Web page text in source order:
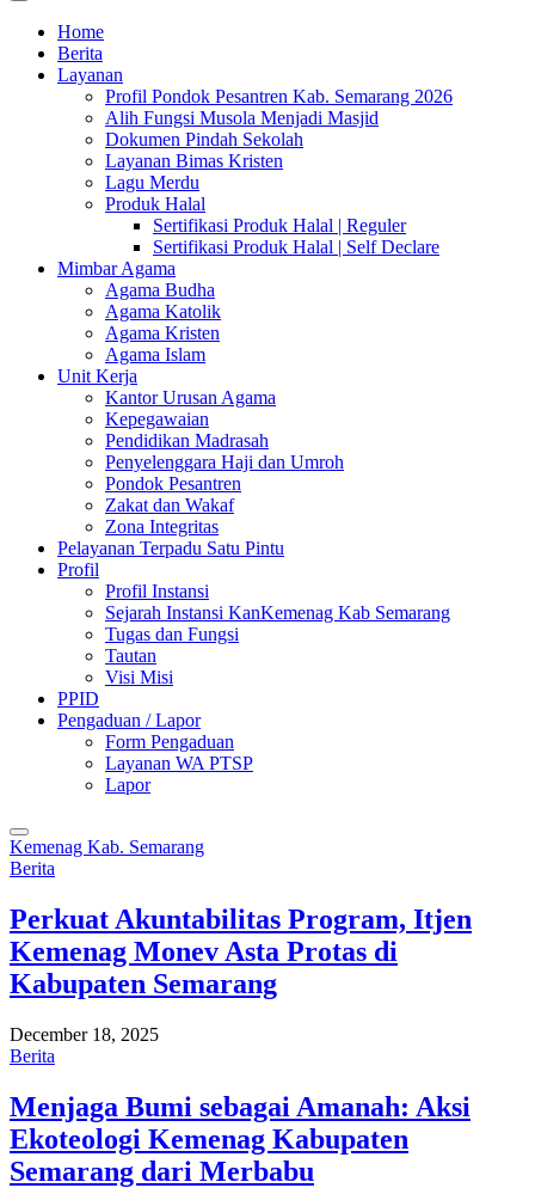
Home
Berita
Layanan
Profil Pondok Pesantren Kab. Semarang 2026
Alih Fungsi Musola Menjadi Masjid
Dokumen Pindah Sekolah
Layanan Bimas Kristen
Lagu Merdu
Produk Halal
Sertifikasi Produk Halal | Reguler
Sertifikasi Produk Halal | Self Declare
Mimbar Agama
Agama Budha
Agama Katolik
Agama Kristen
Agama Islam
Unit Kerja
Kantor Urusan Agama
Kepegawaian
Pendidikan Madrasah
Penyelenggara Haji dan Umroh
Pondok Pesantren
Zakat dan Wakaf
Zona Integritas
Pelayanan Terpadu Satu Pintu
Profil
Profil Instansi
Sejarah Instansi KanKemenag Kab Semarang
Tugas dan Fungsi
Tautan
Visi Misi
PPID
Pengaduan / Lapor
Form Pengaduan
Layanan WA PTSP
Lapor
Kemenag Kab. Semarang
Berita
Perkuat Akuntabilitas Program, Itjen
Kemenag Monev Asta Protas di
Kabupaten Semarang
December 18, 2025
Berita
Menjaga Bumi sebagai Amanah: Aksi
Ekoteologi Kemenag Kabupaten
Semarang dari Merbabu